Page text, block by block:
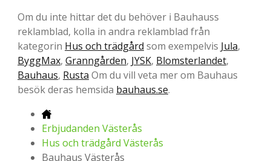
Om du inte hittar det du behöver i Bauhauss
reklamblad, kolla in andra reklamblad från
kategorin Hus och trädgård som exempelvis Jula,
ByggMax, Granngården, JYSK, Blomsterlandet,
Bauhaus, Rusta Om du vill veta mer om Bauhaus
besök deras hemsida bauhaus.se.
Erbjudanden Västerås
Hus och trädgård Västerås
Bauhaus Västerås